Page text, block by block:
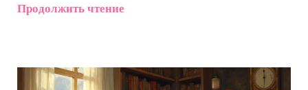
простые советы и полезные факты, которые
единомышленников.
Продолжить чтение